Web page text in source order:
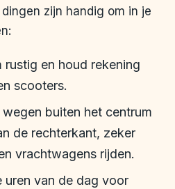
zijn handig om in je
rustig en houd rekening
scooters.
buiten het centrum
de rechterkant, zeker
vrachtwagens rijden.
uren van de dag voor